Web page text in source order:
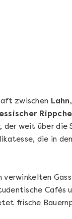
zwischen Lahn,
weit über die
die in
verwinkelten
Cafés
frische